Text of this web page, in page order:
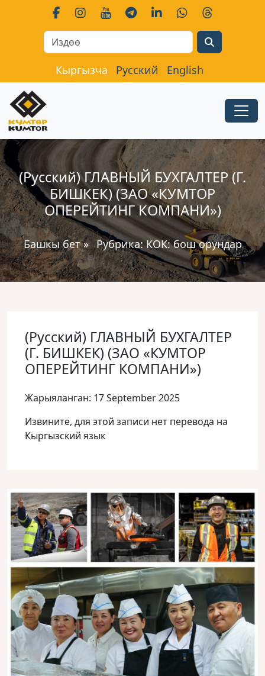
Кыргызча Русский English
(Русский) ГЛАВНЫЙ БУХГАЛТЕР (Г.
БИШКЕК) (ЗАО «КУМТОР
ОПЕРЕЙТИНГ КОМПАНИ»)
Башкы бет» Рубрика:КОК: бош орундар
(Русский) ГЛАВНЫЙ БУХГАЛТЕР
(Г. БИШКЕК) (ЗАО «КУМТОР
ОПЕРЕЙТИНГ КОМПАНИ»)
Жарыяланган: 17 September 2025
Извините, для этой записи нет перевода на
Кыргызский язык